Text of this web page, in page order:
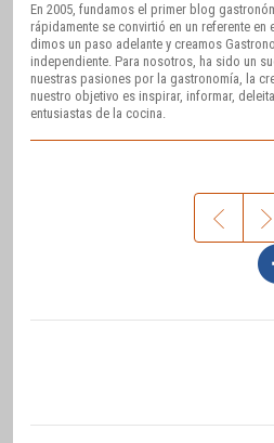
En 2005, fundamos el primer blog
rápidamente se convirtió en un referente en
dimos un paso adelante y creamos
independiente. Para nosotros, ha sido un
nuestras pasiones por la gastronomía, la
nuestro objetivo es inspirar, informar,
entusiastas de la cocina.